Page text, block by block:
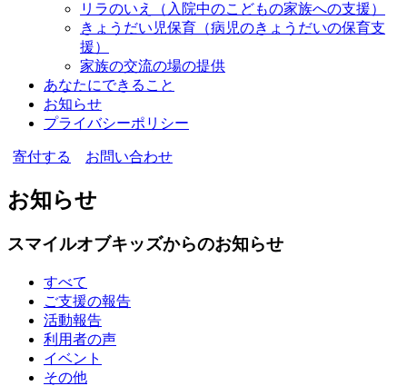
リラのいえ
（入院中のこどもの家族への支援）
きょうだい児保育 （病児のきょうだいの保育支
援）
家族の交流の場の提供
あなたにできること
お知らせ
プライバシーポリシー
寄付する お問い合わせ
お知らせ
スマイルオブキッズからのお知らせ
すべて
ご支援の報告
活動報告
利用者の声
イベント
その他